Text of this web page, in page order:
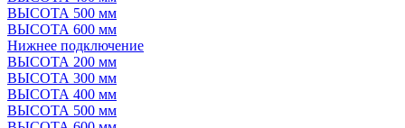
ВЫСОТА 500 мм
ВЫСОТА 600 мм
Нижнее подключение
ВЫСОТА 200 мм
ВЫСОТА 300 мм
ВЫСОТА 400 мм
ВЫСОТА 500 мм